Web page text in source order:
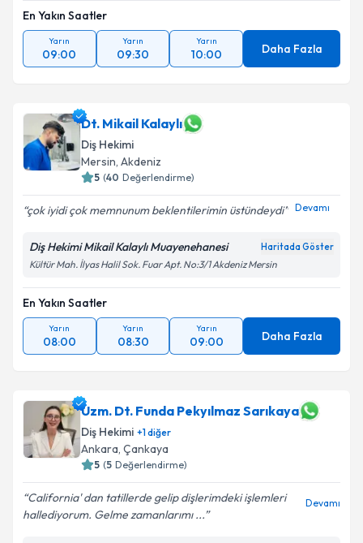
En Yakın Saatler
Yarın
09:00
Yarın
09:30
Yarın
10:00 Daha Fazla
Dt. Mikail Kalaylı
Diş Hekimi
Mersin, Akdeniz
5 (40 Değerlendirme)
çok iyidi çok memnunum beklentilerimin üstündeydi Devamı
Diş Hekimi Mikail Kalaylı Muayenehanesi Haritada Göster
Kültür Mah. İlyas Halil Sok. Fuar Apt. No:3/1 Akdeniz Mersin
En Yakın Saatler
Yarın
08:00
Yarın
08:30
Yarın
09:00 Daha Fazla
Uzm. Dt. Funda Pekyılmaz Sarıkaya
Diş Hekimi +1diğer
Ankara, Çankaya
5 (5 Değerlendirme)
California' dan tatillerde gelip dişlerimdeki işlemleri
hallediyorum. Gelme zamanlarımı ...
Devamı